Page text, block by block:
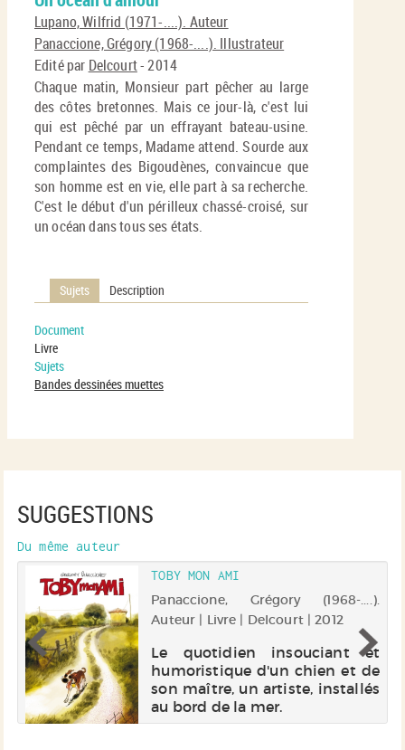
Lupano, Wilfrid (1971-....). Auteur
Panaccione, Grégory (1968-....). Illustrateur
Edité par Delcourt- 2014
Chaque matin, Monsieur part pêcher au large
des côtes bretonnes. Mais ce jour-là, c'est lui
qui est pêché par un effrayant bateau-usine.
Pendant ce temps, Madame attend. Sourde aux
complaintes des Bigoudènes, convaincue que
son homme est en vie, elle part à sa recherche.
C'est le début d'un périlleux chassé-croisé, sur
un océan dans tous ses états.
Sujets Description
Document
Livre
Sujets
Bandes dessinées muettes
SUGGESTIONS
Du même auteur
TOBY MON AMI
Panaccione, Grégory (1968-....).
Auteur | Livre | Delcourt | 2012
Le quotidien insouciant et
humoristique d'un chien et de
son maître, un artiste, installés
au bord de la mer.